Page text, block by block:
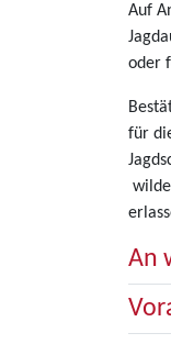
Auf
oder
für
An